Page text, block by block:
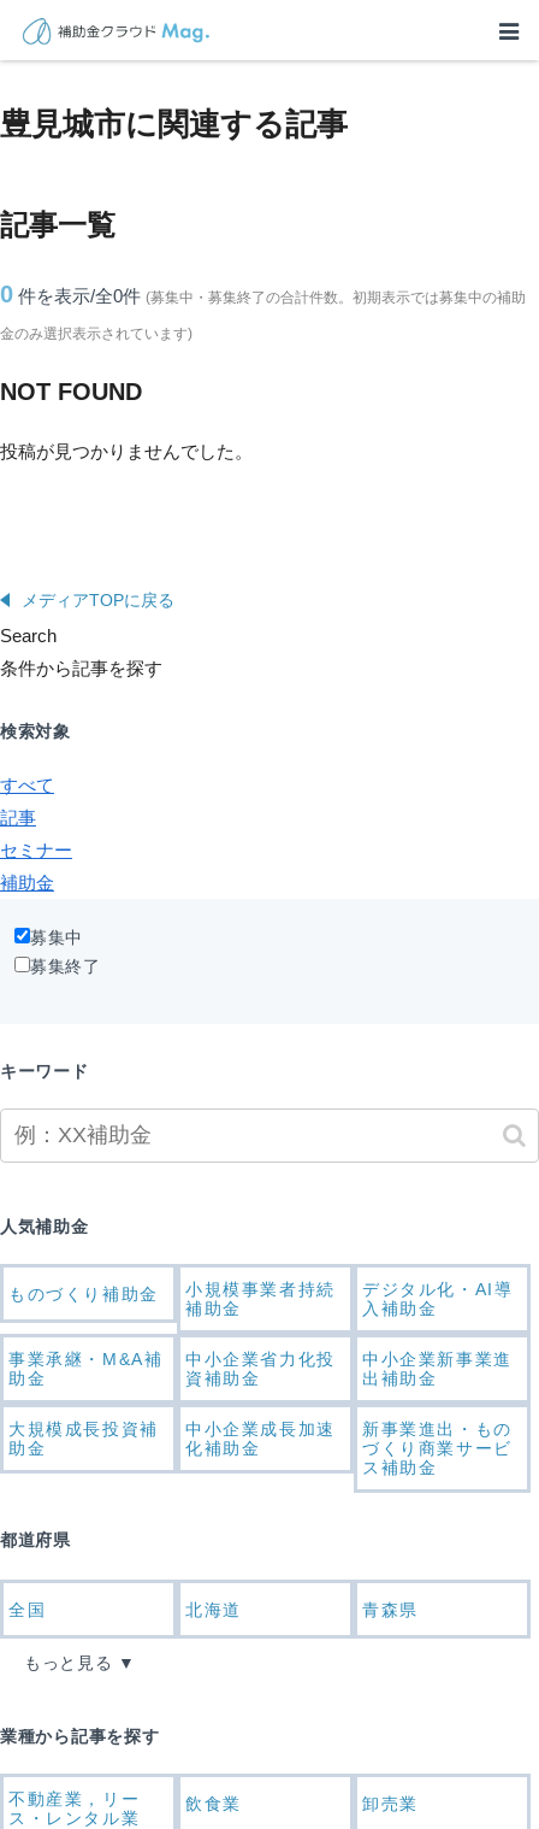
TOP > 補助金・助成金詳細>沖縄県
豊見城市に関連する記事
記事一覧
0 件を表示/全0件 (募集中・募集終了の合計件数。初期表示では募集中の補助
金のみ選択表示されています)
NOT FOUND
投稿が見つかりませんでした。
メディアTOPに戻る
Search
条件から記事を探す
検索対象
すべて
記事
セミナー
補助金
募集中
募集終了
キーワード
人気補助金
ものづくり補助金
小規模事業者持続
補助金
デジタル化・AI導
入補助金
事業承継・M&A補
助金
中小企業省力化投
資補助金
中小企業新事業進
出補助金
大規模成長投資補
助金
中小企業成長加速
化補助金
新事業進出・もの
づくり商業サービ
ス補助金
都道府県
全国 北海道 青森県
もっと見る
業種から記事を探す
不動産業，リー
ス・レンタル業
飲食業 卸売業